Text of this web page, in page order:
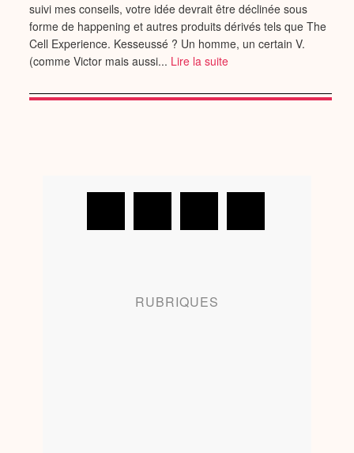
suivi mes conseils, votre idée devrait être déclinée sous
forme de happening et autres produits dérivés tels que The
Cell Experience. Kesseussé ? Un homme, un certain V.
(comme Victor mais aussi... Lire la suite
RUBRIQUES